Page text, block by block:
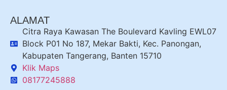
ALAMAT
Citra Raya Kawasan The Boulevard Kavling EWL07
Block P01 No 187, Mekar Bakti, Kec. Panongan,
Kabupaten Tangerang, Banten 15710
Klik Maps
08177245888